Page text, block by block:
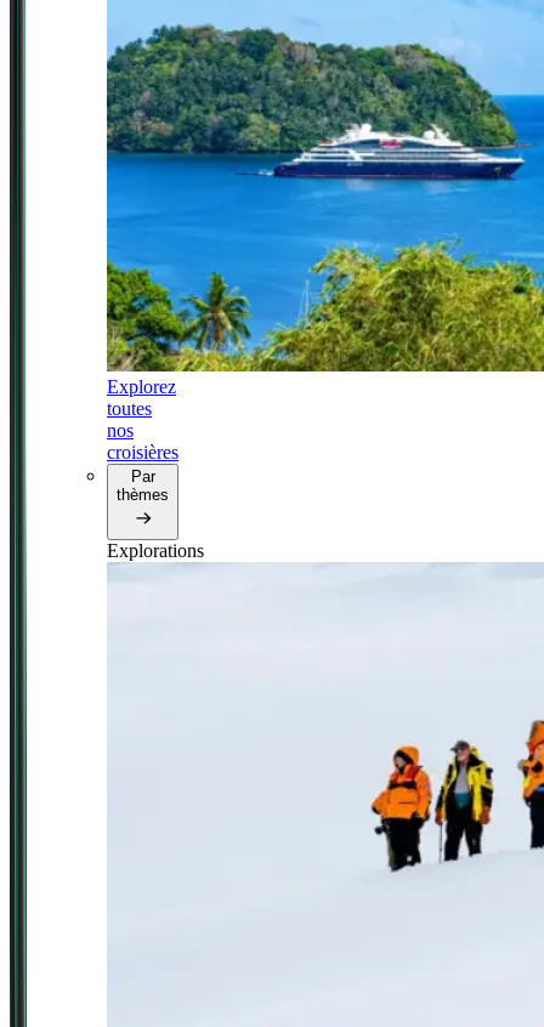
Explorez
toutes
nos
croisières
Par
thèmes
Explorations